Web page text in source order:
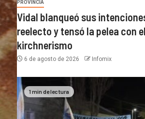
PROVINCIA
Vidal blanqueó sus
reelecto y tensó la pelea con el
kirchnerismo
6 de agosto de 2026 Infomix
1 min de lectura